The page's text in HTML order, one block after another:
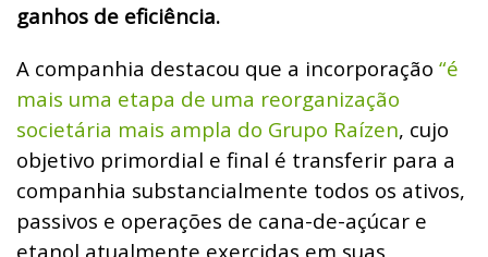
ganhos de eficiência.
A companhia destacou que a incorporação “é
mais uma etapa de uma reorganização
societária mais ampla do Grupo Raízen, cujo
objetivo primordial e final é transferir para a
companhia substancialmente todos os ativos,
passivos e operações de cana-de-açúcar e
etanol atualmente exercidas em suas